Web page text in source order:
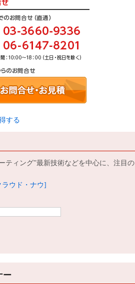
する
ティング”最新技術などを中心に、注目
ウド・ナウ]
ー